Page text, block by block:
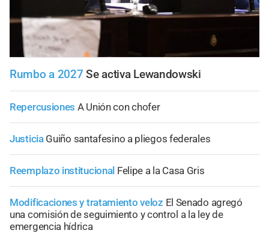
Rumbo a 2027 Se activa Lewandowski
Repercusiones A Unión con chofer
Justicia Guiño santafesino a pliegos federales
Reemplazo institucional Felipe a la Casa Gris
Modificaciones y tratamiento veloz El Senado agregó
una comisión de seguimiento y control a la ley de
emergencia hídrica